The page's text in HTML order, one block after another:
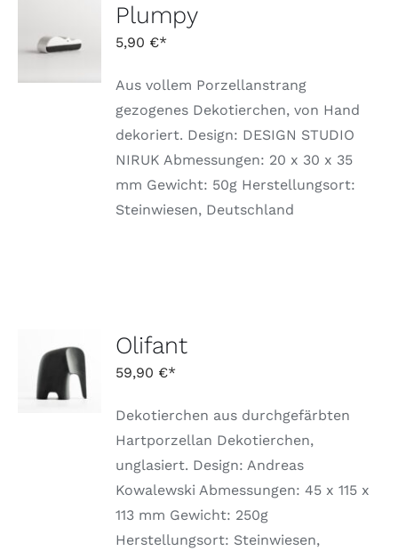
WÄHLEN
DIESES
WEIST
VARIANTEN
OPTIONEN
/
Plumpy
5,90 €
Aus vollem Porzellanstrang
gezogenes Dekotierchen, von Hand
dekoriert. Design: DESIGN STUDIO
NIRUK Abmessungen: 20 x 30 x 35
mm Gewicht: 50g Herstellungsort:
Steinwiesen, Deutschland
IN DEN
WARENKORB
DETAILS
Olifant
59,90 €
Dekotierchen aus durchgefärbten
Hartporzellan Dekotierchen,
unglasiert. Design: Andreas
Kowalewski Abmessungen: 45 x 115 x
113 mm Gewicht: 250g
Herstellungsort: Steinwiesen,